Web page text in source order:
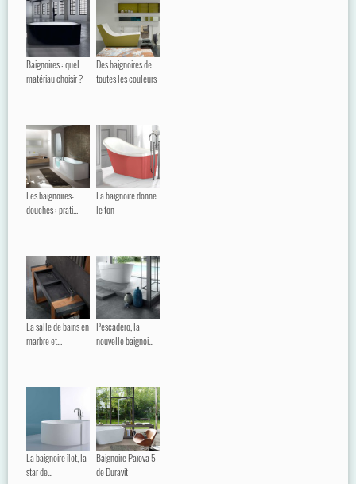
Baignoires : quel
matériau choisir ?
Des baignoires de
toutes les couleurs
Les baignoires-
douches : prati...
La baignoire donne
le ton
La salle de bains en
marbre et...
Pescadero, la
nouvelle baignoi...
La baignoire îlot, la
star de...
Baignoire Païova 5
de Duravit